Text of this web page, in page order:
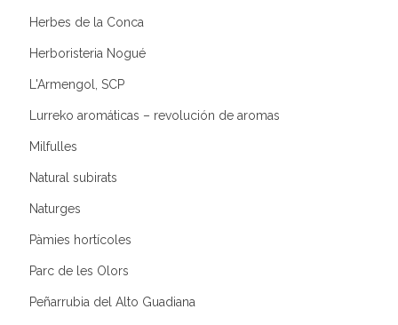
Herbes de la Conca
Herboristeria Nogué
L'Armengol, SCP
Lurreko aromáticas – revolución de aromas
Milfulles
Natural subirats
Naturges
Pàmies hortícoles
Parc de les Olors
Peñarrubia del Alto Guadiana